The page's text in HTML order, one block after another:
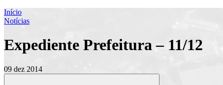
Início
Notícias
Expediente Prefeitura – 11/12
09 dez 2014